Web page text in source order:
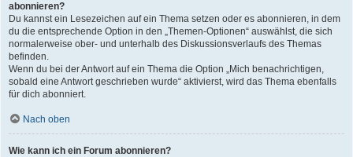
abonnieren?
Du kannst ein Lesezeichen auf ein Thema setzen oder es abonnieren, in dem
du die entsprechende Option in den „Themen-Optionen“ auswählst, die sich
normalerweise ober- und unterhalb des Diskussionsverlaufs des Themas
befinden.
Wenn du bei der Antwort auf ein Thema die Option „Mich benachrichtigen,
sobald eine Antwort geschrieben wurde“ aktivierst, wird das Thema ebenfalls
für dich abonniert.
Nach oben
Wie kann ich ein Forum abonnieren?